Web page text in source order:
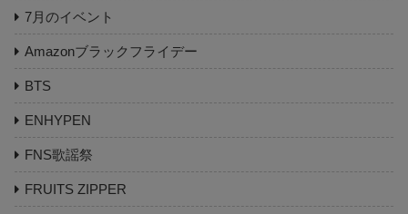
7月のイベント
Amazonブラックフライデー
BTS
ENHYPEN
FNS歌謡祭
FRUITS ZIPPER